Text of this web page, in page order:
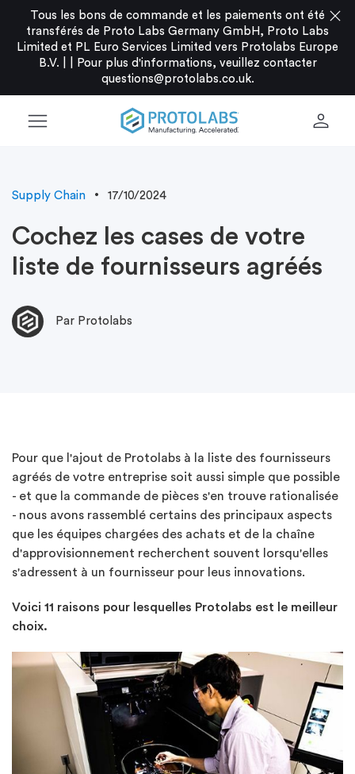
Tous les bons de commande et les paiements ont été
transférés de Proto Labs Germany GmbH, Proto Labs
Limited et PL Euro Services Limited vers Protolabs Europe
B.V. |
Pour plus d'informations, veuillez contacter
questions@protolabs.co.uk.
close
menu person
Supply Chain 17/10/2024
Cochez les cases de votre
liste de fournisseurs agréés
Par Protolabs
Pour que l'ajout de Protolabs à la liste des fournisseurs
agréés de votre entreprise soit aussi simple que possible
- et que la commande de pièces s'en trouve rationalisée
- nous avons rassemblé certains des principaux aspects
que les équipes chargées des achats et de la chaîne
d'approvisionnement recherchent souvent lorsqu'elles
s'adressent à un fournisseur pour leus innovations.
Voici 11 raisons pour lesquelles Protolabs est le meilleur
choix.